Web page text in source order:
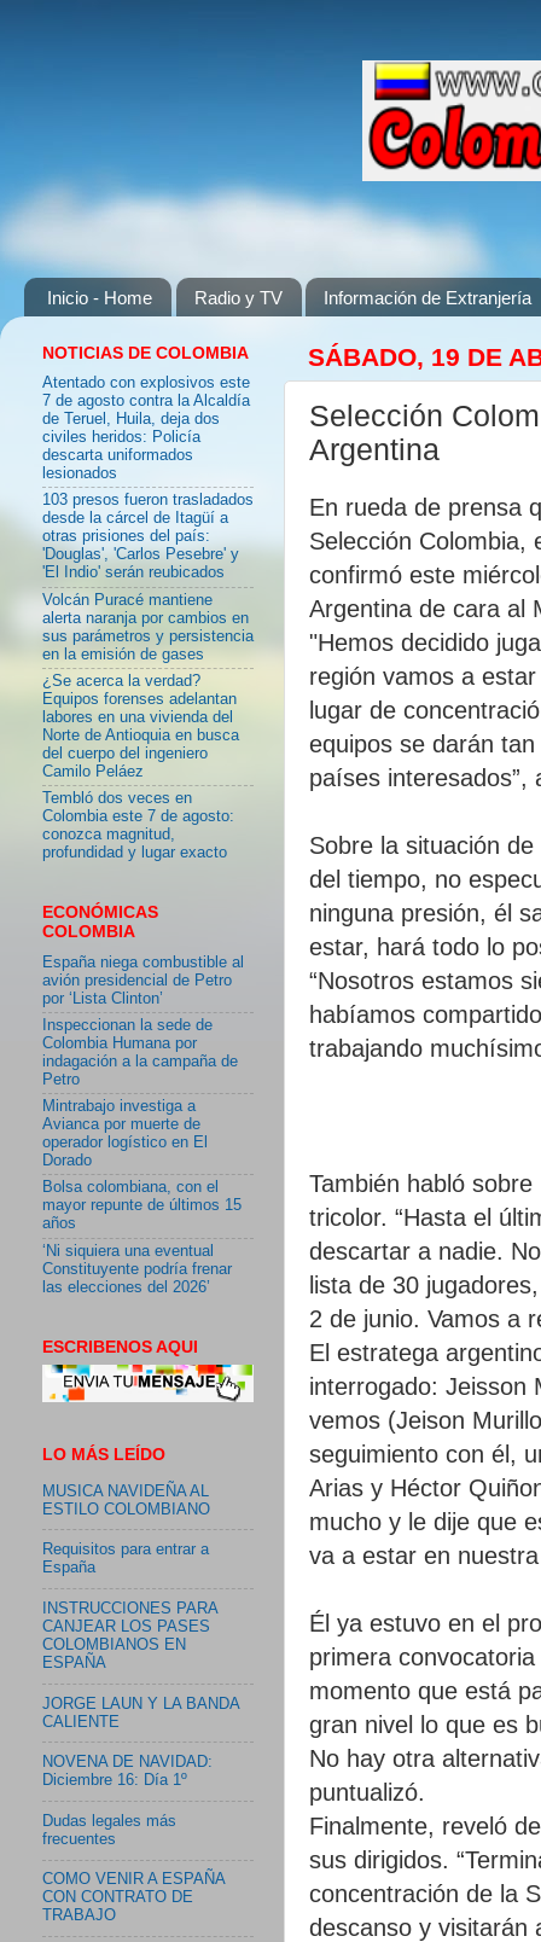
Inicio - Home Radio y TV Información de Extranjería
SÁBADO, 19 DE
Selección
Argentina
En rueda de prensa
Selección Colombia,
confirmó este
Argentina de cara al
"Hemos decidido
región vamos a
lugar de
equipos se darán
países interesados”,
Sobre la situación
del tiempo, no
ninguna presión, él
estar, hará todo lo
“Nosotros estamos
habíamos
trabajando
También habló
tricolor. “Hasta el
descartar a nadie.
lista de 30
2 de junio. Vamos a
El estratega
interrogado: Jeisson
vemos (Jeison
seguimiento con él,
Arias y Héctor
mucho y le dije que
va a estar en
Él ya estuvo en el
primera
momento que está
gran nivel lo que es
No hay otra
puntualizó.
Finalmente, reveló
sus dirigidos.
concentración de la
descanso y visitarán
NOTICIAS DE COLOMBIA
Atentado con explosivos este
7 de agosto contra la Alcaldía
de Teruel, Huila, deja dos
civiles heridos: Policía
descarta uniformados
lesionados
103 presos fueron trasladados
desde la cárcel de Itagüí a
otras prisiones del país:
'Douglas', 'Carlos Pesebre' y
'El Indio' serán reubicados
Volcán Puracé mantiene
alerta naranja por cambios en
sus parámetros y persistencia
en la emisión de gases
¿Se acerca la verdad?
Equipos forenses adelantan
labores en una vivienda del
Norte de Antioquia en busca
del cuerpo del ingeniero
Camilo Peláez
Tembló dos veces en
Colombia este 7 de agosto:
conozca magnitud,
profundidad y lugar exacto
ECONÓMICAS
COLOMBIA
España niega combustible al
avión presidencial de Petro
por ‘Lista Clinton’
Inspeccionan la sede de
Colombia Humana por
indagación a la campaña de
Petro
Mintrabajo investiga a
Avianca por muerte de
operador logístico en El
Dorado
Bolsa colombiana, con el
mayor repunte de últimos 15
años
‘Ni siquiera una eventual
Constituyente podría frenar
las elecciones del 2026’
ESCRIBENOS AQUI
LO MÁS LEÍDO
MUSICA NAVIDEÑA AL
ESTILO COLOMBIANO
Requisitos para entrar a
España
INSTRUCCIONES PARA
CANJEAR LOS PASES
COLOMBIANOS EN
ESPAÑA
JORGE LAUN Y LA BANDA
CALIENTE
NOVENA DE NAVIDAD:
Diciembre 16: Día 1º
Dudas legales más
frecuentes
COMO VENIR A ESPAÑA
CON CONTRATO DE
TRABAJO